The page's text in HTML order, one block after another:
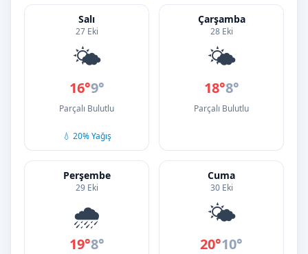
Salı
27 Eki
🌤️
16°9°
Parçalı Bulutlu
💧 20% Yağış
Çarşamba
28 Eki
🌤️
18°8°
Parçalı Bulutlu
Perşembe
29 Eki
🌧️
19°8°
Cuma
30 Eki
🌤️
20°10°